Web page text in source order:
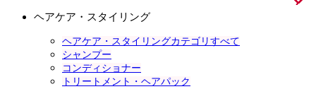
ヘアケア・スタイリング
ヘアケア・スタイリングカテゴリすべて
シャンプー
コンディショナー
トリートメント・ヘアパック